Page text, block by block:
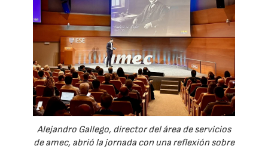
Alejandro Gallego, director del área de servicios
de amec, abrió la jornada con una reflexión sobre